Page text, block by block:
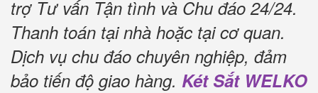
trợ Tư vấn Tận tình và Chu đáo 24/24.
Thanh toán tại nhà hoặc tại cơ quan.
Dịch vụ chu đáo chuyên nghiệp, đảm
bảo tiến độ giao hàng. Két Sắt WELKO